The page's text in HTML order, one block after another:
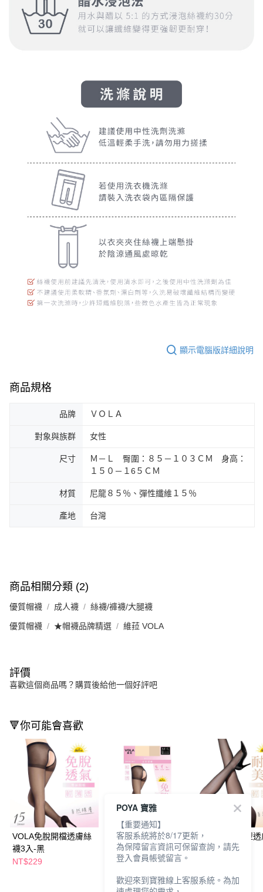
顯示電腦版詳細說明
商品規格
品牌 ＶＯＬＡ
對象與族群 女性
尺寸
Ｍ－Ｌ 臀圍：８５－１０３ＣＭ 身高：
１５０－１6５ＣＭ
材質 尼龍８５％、彈性纖維１５％
產地 台灣
商品相關分類 (2)
優質帽襪 成人襪 絲襪/褲襪/大腿襪
優質帽襪 ★帽襪品牌精選 維菈 VOLA
評價
喜歡這個商品嗎？購買後給他一個好評吧
🔻你可能會喜歡
VOLA免脫開檔透膚絲
襪3入-黑
NT$229
VOLA免脫開檔透膚絲
襪3入-膚
NT$229
VOLA耐勾褲型
襪6入-黑
POYA 寶雅
【重要通知】
客服系統將於8/17更新，
為保障留言資訊可保留查詢，請先
登入會員帳號留言。
歡迎來到寶雅線上客服系統。為加